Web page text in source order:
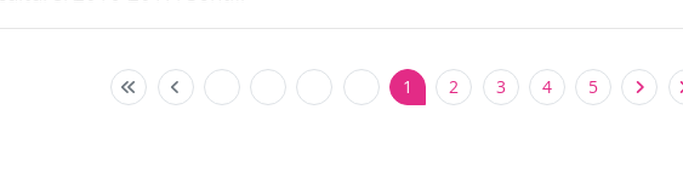
1 2 3 4 5